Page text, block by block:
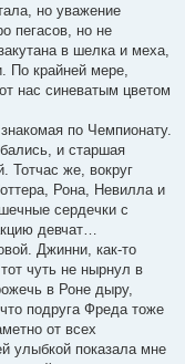
но уважение
пегасов, но не
в шелка и меха,
По крайней мере,
нас синеватым цветом
по Чемпионату.
и старшая
Тотчас же, вокруг
Рона, Невилла и
сердечки с
девчат…
Джинни, как-то
чуть не нырнул в
в Роне дыру,
подруга Фреда тоже
от всех
улыбкой показала мне